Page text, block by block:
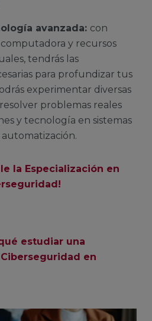
avanzada: con
y recursos
tendrás las
para profundizar tus
experimentar diversas
problemas reales
y tecnología en sistemas
la Especialización en
estudiar una
en